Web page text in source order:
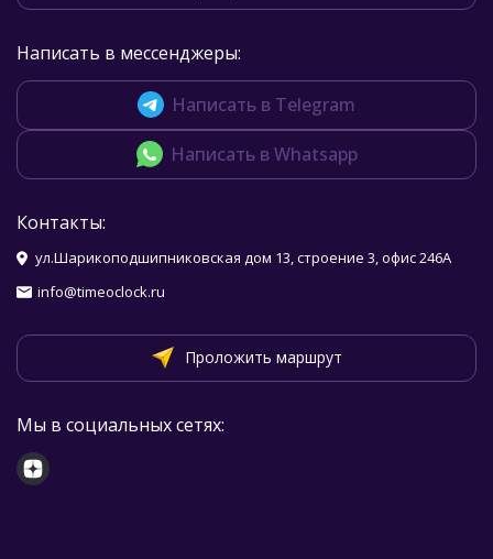
Написать в мессенджеры:
Написать в Telegram
Написать в Whatsapp
Контакты:
ул.Шарикоподшипниковская дом 13, строение 3, офис 246А
info@timeoclock.ru
Проложить маршрут
Мы в социальных сетях: